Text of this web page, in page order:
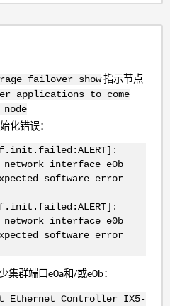
failover show指示节点
applications to come
化错误：
interface e0b
software error
interface e0b
software error
集群端口e0a和/或e0b：
Ethernet Controller IX5-